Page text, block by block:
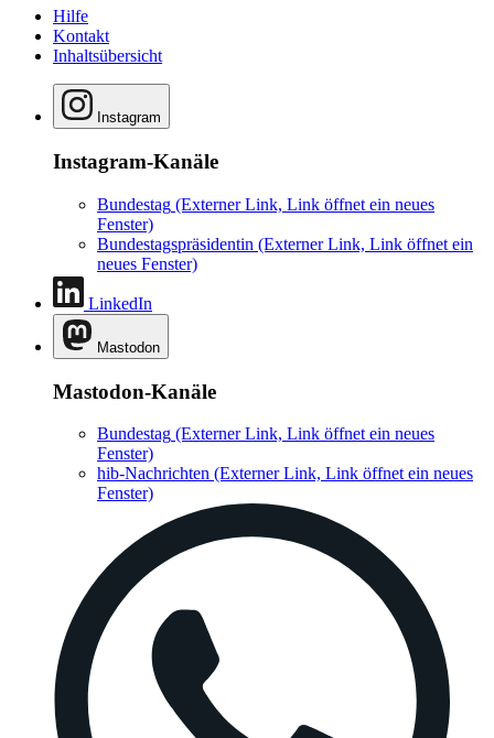
Hilfe
Kontakt
Inhaltsübersicht
Instagram
Instagram-Kanäle
Bundestag (Externer Link, Link öffnet ein neues
Fenster)
Bundestagspräsidentin (Externer Link, Link öffnet ein
neues Fenster)
LinkedIn
Mastodon
Mastodon-Kanäle
Bundestag (Externer Link, Link öffnet ein neues
Fenster)
hib-Nachrichten (Externer Link, Link öffnet ein neues
Fenster)